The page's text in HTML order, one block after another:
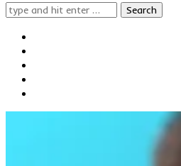
Search
for: